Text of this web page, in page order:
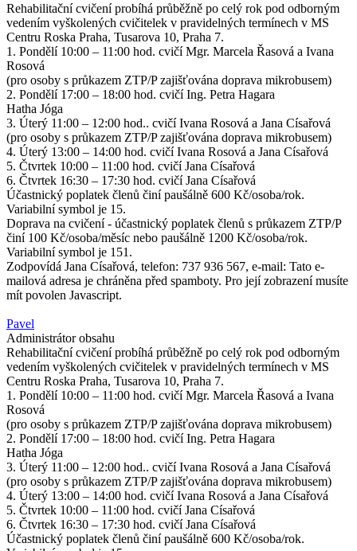
Rehabilitační cvičení probíhá průběžně po celý rok pod odborným
vedením vyškolených cvičitelek v pravidelných termínech v MS
Centru Roska Praha, Tusarova 10, Praha 7.
1. Pondělí 10:00 – 11:00 hod. cvičí Mgr. Marcela Řasová a Ivana
Rosová
(pro osoby s průkazem ZTP/P zajišťována doprava mikrobusem)
2. Pondělí 17:00 – 18:00 hod. cvičí Ing. Petra Hagara
Hatha Jóga
3. Úterý 11:00 – 12:00 hod.. cvičí Ivana Rosová a Jana Císařová
(pro osoby s průkazem ZTP/P zajišťována doprava mikrobusem)
4. Úterý 13:00 – 14:00 hod. cvičí Ivana Rosová a Jana Císařová
5. Čtvrtek 10:00 – 11:00 hod. cvičí Jana Císařová
6. Čtvrtek 16:30 – 17:30 hod. cvičí Jana Císařová
Účastnický poplatek členů činí paušálně 600 Kč/osoba/rok.
Variabilní symbol je 15.
Doprava na cvičení - účastnický poplatek členů s průkazem ZTP/P
činí 100 Kč/osoba/měsíc nebo paušálně 1200 Kč/osoba/rok.
Variabilní symbol je 151.
Zodpovídá Jana Císařová, telefon: 737 936 567, e-mail: Tato e-
mailová adresa je chráněna před spamboty. Pro její zobrazení musíte
mít povolen Javascript.
Pavel
Administrátor obsahu
Rehabilitační cvičení probíhá průběžně po celý rok pod odborným
vedením vyškolených cvičitelek v pravidelných termínech v MS
Centru Roska Praha, Tusarova 10, Praha 7.
1. Pondělí 10:00 – 11:00 hod. cvičí Mgr. Marcela Řasová a Ivana
Rosová
(pro osoby s průkazem ZTP/P zajišťována doprava mikrobusem)
2. Pondělí 17:00 – 18:00 hod. cvičí Ing. Petra Hagara
Hatha Jóga
3. Úterý 11:00 – 12:00 hod.. cvičí Ivana Rosová a Jana Císařová
(pro osoby s průkazem ZTP/P zajišťována doprava mikrobusem)
4. Úterý 13:00 – 14:00 hod. cvičí Ivana Rosová a Jana Císařová
5. Čtvrtek 10:00 – 11:00 hod. cvičí Jana Císařová
6. Čtvrtek 16:30 – 17:30 hod. cvičí Jana Císařová
Účastnický poplatek členů činí paušálně 600 Kč/osoba/rok.